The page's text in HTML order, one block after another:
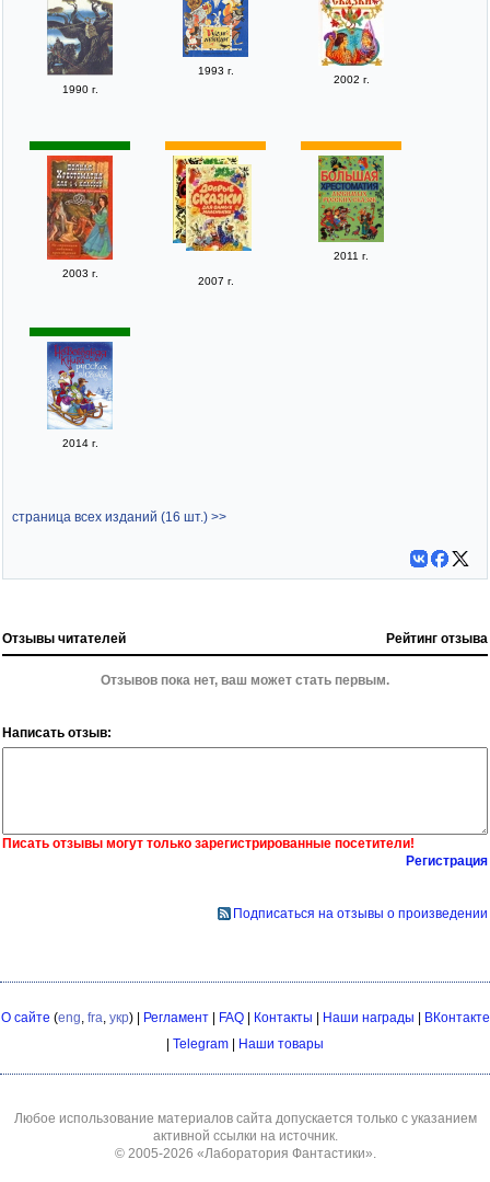
1990 г.
1993 г.
2002 г.
2003 г.
2007 г.
2011 г.
2014 г.
страница всех изданий (16 шт.) >>
Отзывы читателей Рейтинг отзыва
Отзывов пока нет, ваш может стать первым.
Написать отзыв:
Писать отзывы могут только зарегистрированные посетители!
Регистрация
Подписаться на отзывы о произведении
О сайте (eng, fra, укр) | Регламент| FAQ| Контакты Наши награды
ВКонтакте
Telegram Наши товары
Любое использование материалов сайта допускается только с указанием
активной ссылки на источник.
© 2005-2026 «Лаборатория Фантастики».